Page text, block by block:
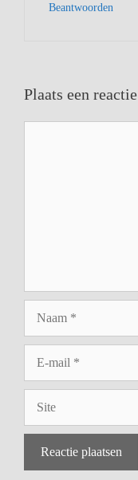
Beantwoorden
Plaats een reactie